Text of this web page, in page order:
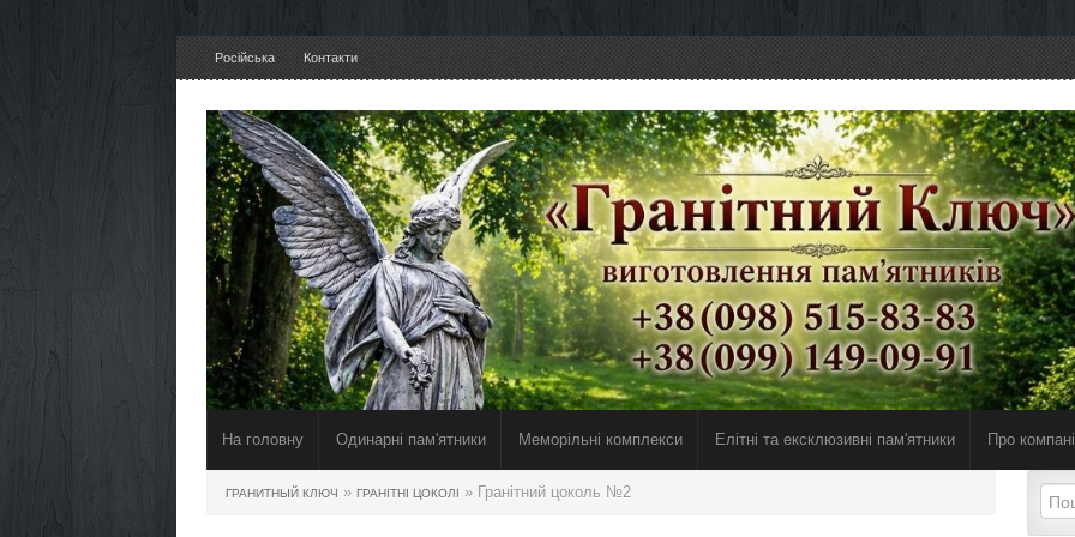
Російська Контакти
На головну Одинарні пам'ятники Меморільні комплекси Елiтнi та ексклюзивнi пам'ятники Про
ГРАНИТНЫЙ КЛЮЧ » ГРАНІТНІ ЦОКОЛІ » Гранітний цоколь №2